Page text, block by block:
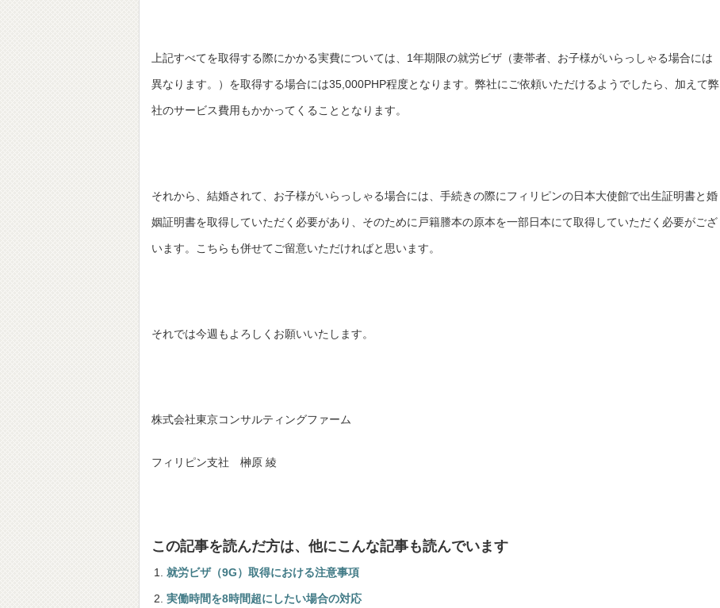
上記すべてを取得する際にかかる実費については、1年期限の就労ビザ（妻帯者、お子様がいらっしゃる場合には
異なります。）を取得する場合には35,000PHP程度となります。弊社にご依頼いただけるようでしたら、加えて弊
社のサービス費用もかかってくることとなります。
それから、結婚されて、お子様がいらっしゃる場合には、手続きの際にフィリピンの日本大使館で出生証明書と婚
姻証明書を取得していただく必要があり、そのために戸籍謄本の原本を一部日本にて取得していただく必要がござ
います。こちらも併せてご留意いただければと思います。
それでは今週もよろしくお願いいたします。
株式会社東京コンサルティングファーム
フィリピン支社 榊原 綾
この記事を読んだ方は、他にこんな記事も読んでいます
就労ビザ（9G）取得における注意事項
実働時間を8時間超にしたい場合の対応